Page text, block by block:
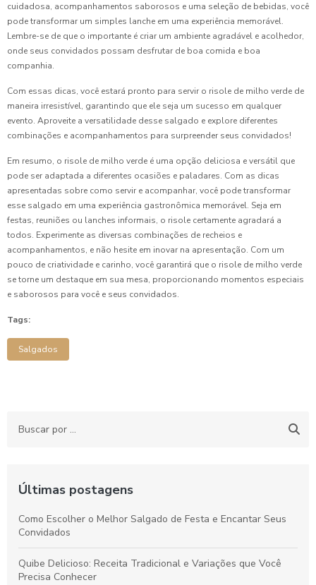
cuidadosa, acompanhamentos saborosos e uma seleção de bebidas, você
pode transformar um simples lanche em uma experiência memorável.
Lembre-se de que o importante é criar um ambiente agradável e acolhedor,
onde seus convidados possam desfrutar de boa comida e boa
companhia.
Com essas dicas, você estará pronto para servir o risole de milho verde de
maneira irresistível, garantindo que ele seja um sucesso em qualquer
evento. Aproveite a versatilidade desse salgado e explore diferentes
combinações e acompanhamentos para surpreender seus convidados!
Em resumo, o risole de milho verde é uma opção deliciosa e versátil que
pode ser adaptada a diferentes ocasiões e paladares. Com as dicas
apresentadas sobre como servir e acompanhar, você pode transformar
esse salgado em uma experiência gastronômica memorável. Seja em
festas, reuniões ou lanches informais, o risole certamente agradará a
todos. Experimente as diversas combinações de recheios e
acompanhamentos, e não hesite em inovar na apresentação. Com um
pouco de criatividade e carinho, você garantirá que o risole de milho verde
se torne um destaque em sua mesa, proporcionando momentos especiais
e saborosos para você e seus convidados.
Tags:
Salgados
Últimas postagens
Como Escolher o Melhor Salgado de Festa e Encantar Seus
Convidados
Quibe Delicioso: Receita Tradicional e Variações que Você
Precisa Conhecer